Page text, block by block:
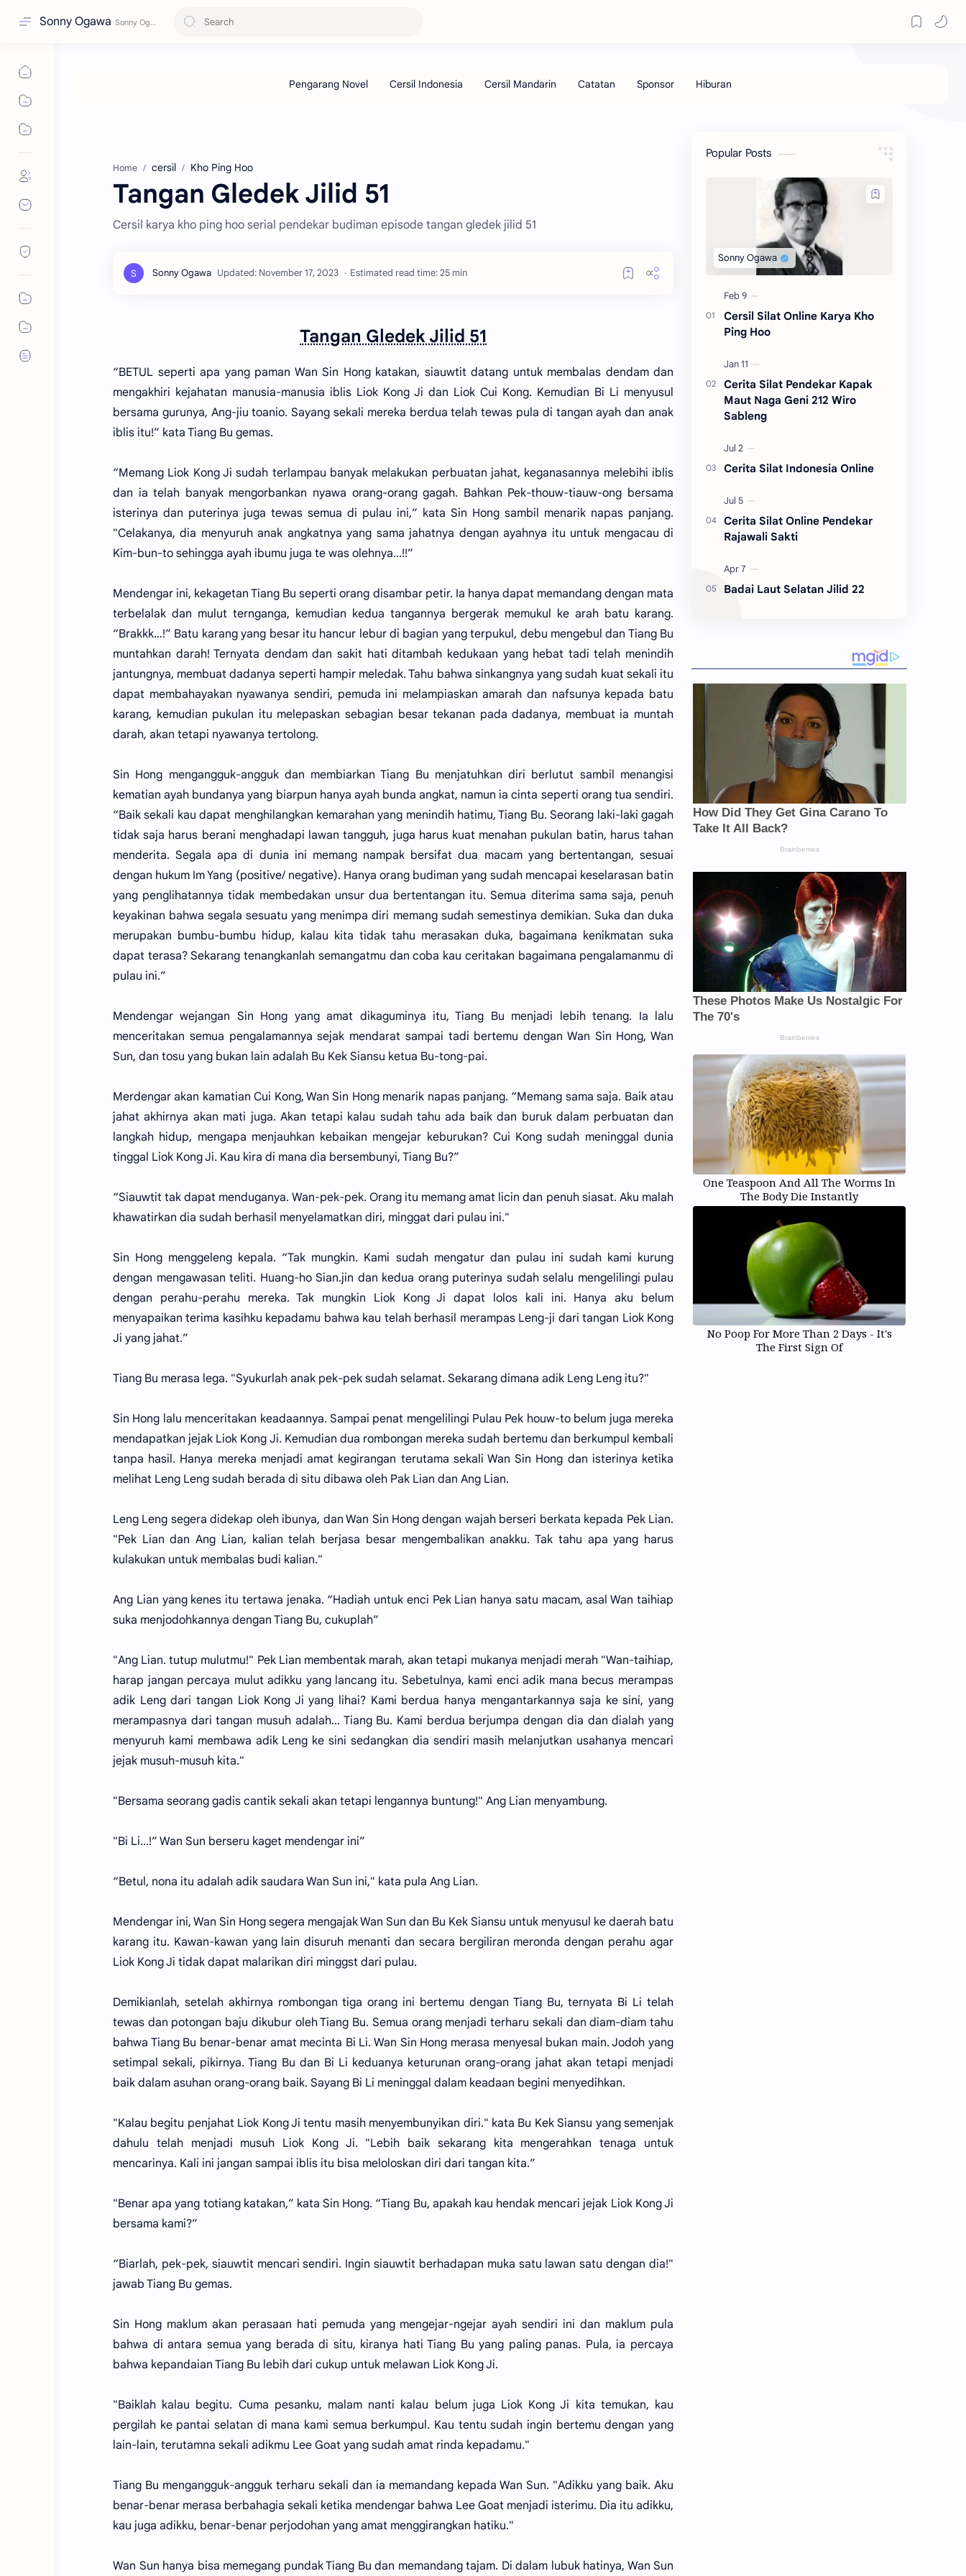
Sonny Ogawa
Home cersil Kho Ping Hoo
Tangan Gledek Jilid 51
Cersil karya kho ping hoo serial pendekar budiman episode tangan gledek jilid 51
Estimated read time: 25 min
Tangan Gledek Jilid 51
“BETUL seperti apa yang paman Wan Sin Hong katakan, siauwtit datang untuk membalas dendam dan
mengakhiri kejahatan manusia-manusia iblis Liok Kong Ji dan Liok Cui Kong. Kemudian Bi Li menyusul
bersama gurunya, Ang-jiu toanio. Sayang sekali mereka berdua telah tewas pula di tangan ayah dan anak
iblis itu!” kata Tiang Bu gemas.
“Memang Liok Kong Ji sudah terlampau banyak melakukan perbuatan jahat, keganasannya melebihi iblis
dan ia telah banyak mengorbankan nyawa orang-orang gagah. Bahkan Pek-thouw-tiauw-ong bersama
isterinya dan puterinya juga tewas semua di pulau ini,” kata Sin Hong sambil menarik napas panjang.
"Celakanya, dia menyuruh anak angkatnya yang sama jahatnya dengan ayahnya itu untuk mengacau di
Kim-bun-to sehingga ayah ibumu juga te was olehnya...!!”
Mendengar ini, kekagetan Tiang Bu seperti orang disambar petir. Ia hanya dapat memandang dengan mata
terbelalak dan mulut ternganga, kemudian kedua tangannya bergerak memukul ke arah batu karang.
“Brakkk…!” Batu karang yang besar itu hancur lebur di bagian yang terpukul, debu mengebul dan Tiang Bu
muntahkan darah! Ternyata dendam dan sakit hati ditambah kedukaan yang hebat tadi telah menindih
jantungnya, membuat dadanya seperti hampir meledak. Tahu bahwa sinkangnya yang sudah kuat sekali itu
dapat membahayakan nyawanya sendiri, pemuda ini melampiaskan amarah dan nafsunya kepada batu
karang, kemudian pukulan itu melepaskan sebagian besar tekanan pada dadanya, membuat ia muntah
darah, akan tetapi nyawanya tertolong.
Sin Hong mengangguk-angguk dan membiarkan Tiang Bu menjatuhkan diri berlutut sambil menangisi
kematian ayah bundanya yang biarpun hanya ayah bunda angkat, namun ia cinta seperti orang tua sendiri.
“Baik sekali kau dapat menghilangkan kemarahan yang menindih hatimu, Tiang Bu. Seorang laki-laki gagah
tidak saja harus berani menghadapi lawan tangguh, juga harus kuat menahan pukulan batin, harus tahan
menderita. Segala apa di dunia ini memang nampak bersifat dua macam yang bertentangan, sesuai
dengan hukum Im Yang (positive/ negative). Hanya orang budiman yang sudah mencapai keselarasan batin
yang penglihatannya tidak membedakan unsur dua bertentangan itu. Semua diterima sama saja, penuh
keyakinan bahwa segala sesuatu yang menimpa diri memang sudah semestinya demikian. Suka dan duka
merupakan bumbu-bumbu hidup, kalau kita tidak tahu merasakan duka, bagaimana kenikmatan suka
dapat terasa? Sekarang tenangkanlah semangatmu dan coba kau ceritakan bagaimana pengalamanmu di
pulau ini.”
Mendengar wejangan Sin Hong yang amat dikaguminya itu, Tiang Bu menjadi lebih tenang. Ia lalu
menceritakan semua pengalamannya sejak mendarat sampai tadi bertemu dengan Wan Sin Hong, Wan
Sun, dan tosu yang bukan lain adalah Bu Kek Siansu ketua Bu-tong-pai.
Merdengar akan kamatian Cui Kong, Wan Sin Hong menarik napas panjang. “Memang sama saja. Baik atau
jahat akhirnya akan mati juga. Akan tetapi kalau sudah tahu ada baik dan buruk dalam perbuatan dan
langkah hidup, mengapa menjauhkan kebaikan mengejar keburukan? Cui Kong sudah meninggal dunia
tinggal Liok Kong Ji. Kau kira di mana dia bersembunyi, Tiang Bu?”
“Siauwtit tak dapat menduganya. Wan-pek-pek. Orang itu memang amat licin dan penuh siasat. Aku malah
khawatirkan dia sudah berhasil menyelamatkan diri, minggat dari pulau ini."
Sin Hong menggeleng kepala. “Tak mungkin. Kami sudah mengatur dan pulau ini sudah kami kurung
dengan mengawasan teliti. Huang-ho Sian.jin dan kedua orang puterinya sudah selalu mengelilingi pulau
dengan perahu-perahu mereka. Tak mungkin Liok Kong Ji dapat lolos kali ini. Hanya aku belum
menyapaikan terima kasihku kepadamu bahwa kau telah berhasil merampas Leng-ji dari tangan Liok Kong
Ji yang jahat.”
Tiang Bu merasa lega. "Syukurlah anak pek-pek sudah selamat. Sekarang dimana adik Leng Leng itu?"
Sin Hong lalu menceritakan keadaannya. Sampai penat mengelilingi Pulau Pek houw-to belum juga mereka
mendapatkan jejak Liok Kong Ji. Kemudian dua rombongan mereka sudah bertemu dan berkumpul kembali
tanpa hasil. Hanya mereka menjadi amat kegirangan terutama sekali Wan Sin Hong dan isterinya ketika
melihat Leng Leng sudah berada di situ dibawa oleh Pak Lian dan Ang Lian.
Leng Leng segera didekap oleh ibunya, dan Wan Sin Hong dengan wajah berseri berkata kepada Pek Lian.
"Pek Lian dan Ang Lian, kalian telah berjasa besar mengembalikan anakku. Tak tahu apa yang harus
kulakukan untuk membalas budi kalian."
Ang Lian yang kenes itu tertawa jenaka. “Hadiah untuk enci Pek Lian hanya satu macam, asal Wan taihiap
suka menjodohkannya dengan Tiang Bu, cukuplah”
"Ang Lian. tutup mulutmu!" Pek Lian membentak marah, akan tetapi mukanya menjadi merah "Wan-taihiap,
harap jangan percaya mulut adikku yang lancang itu. Sebetulnya, kami enci adik mana becus merampas
adik Leng dari tangan Liok Kong Ji yang lihai? Kami berdua hanya mengantarkannya saja ke sini, yang
merampasnya dari tangan musuh adalah... Tiang Bu. Kami berdua berjumpa dengan dia dan dialah yang
menyuruh kami membawa adik Leng ke sini sedangkan dia sendiri masih melanjutkan usahanya mencari
jejak musuh-musuh kita."
"Bersama seorang gadis cantik sekali akan tetapi lengannya buntung!" Ang Lian menyambung.
"Bi Li...!” Wan Sun berseru kaget mendengar ini”
“Betul, nona itu adalah adik saudara Wan Sun ini," kata pula Ang Lian.
Mendengar ini, Wan Sin Hong segera mengajak Wan Sun dan Bu Kek Siansu untuk menyusul ke daerah batu
karang itu. Kawan-kawan yang lain disuruh menanti dan secara bergiliran meronda dengan perahu agar
Liok Kong Ji tidak dapat malarikan diri minggst dari pulau.
Demikianlah, setelah akhirnya rombongan tiga orang ini bertemu dengan Tiang Bu, ternyata Bi Li telah
tewas dan potongan baju dikubur oleh Tiang Bu. Semua orang menjadi terharu sekali dan diam-diam tahu
bahwa Tiang Bu benar-benar amat mecinta Bi Li. Wan Sin Hong merasa menyesal bukan main. Jodoh yang
setimpal sekali, pikirnya. Tiang Bu dan Bi Li keduanya keturunan orang-orang jahat akan tetapi menjadi
baik dalam asuhan orang-orang baik. Sayang Bi Li meninggal dalam keadaan begini menyedihkan.
"Kalau begitu penjahat Liok Kong Ji tentu masih menyembunyikan diri." kata Bu Kek Siansu yang semenjak
dahulu telah menjadi musuh Liok Kong Ji. "Lebih baik sekarang kita mengerahkan tenaga untuk
mencarinya. Kali ini jangan sampai iblis itu bisa meloloskan diri dari tangan kita.”
"Benar apa yang totiang katakan,” kata Sin Hong. “Tiang Bu, apakah kau hendak mencari jejak Liok Kong Ji
bersama kami?”
“Biarlah, pek-pek, siauwtit mencari sendiri. Ingin siauwtit berhadapan muka satu lawan satu dengan dia!"
jawab Tiang Bu gemas.
Sin Hong maklum akan perasaan hati pemuda yang mengejar-ngejar ayah sendiri ini dan maklum pula
bahwa di antara semua yang berada di situ, kiranya hati Tiang Bu yang paling panas. Pula, ia percaya
bahwa kepandaian Tiang Bu lebih dari cukup untuk melawan Liok Kong Ji.
"Baiklah kalau begitu. Cuma pesanku, malam nanti kalau belum juga Liok Kong Ji kita temukan, kau
pergilah ke pantai selatan di mana kami semua berkumpul. Kau tentu sudah ingin bertemu dengan yang
lain-lain, terutamna sekali adikmu Lee Goat yang sudah amat rinda kepadamu."
Tiang Bu mengangguk-angguk terharu sekali dan ia memandang kepada Wan Sun. "Adikku yang baik. Aku
benar-benar merasa berbahagia sekali ketika mendengar bahwa Lee Goat menjadi isterimu. Dia itu adikku,
kau juga adikku, benar-benar perjodohan yang amat menggirangkan hatiku."
Wan Sun hanya bisa memegang pundak Tiang Bu dan memandang tajam. Di dalam lubuk hatinya, Wan Sun
Popular Posts
Cersil Silat Online Karya Kho
Ping Hoo
Cerita Silat Pendekar Kapak
Maut Naga Geni 212 Wiro
Sableng
Cerita Silat Indonesia Online
Cerita Silat Online Pendekar
Rajawali Sakti
Badai Laut Selatan Jilid 22
One Teaspoon And All The Worms In
The Body Die Instantly
No Poop For More Than 2 Days - It's
The First Sign Of